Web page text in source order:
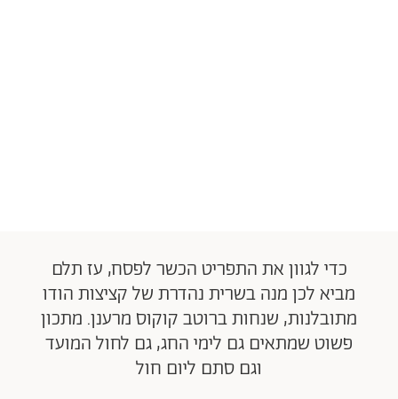
כדי לגוון את התפריט הכשר לפסח, עז תלם
מביא לכן מנה בשרית נהדרת של קציצות הודו
מתובלנות, שנחות ברוטב קוקוס מרענן. מתכון
פשוט שמתאים גם לימי החג, גם לחול המועד
וגם סתם ליום חול